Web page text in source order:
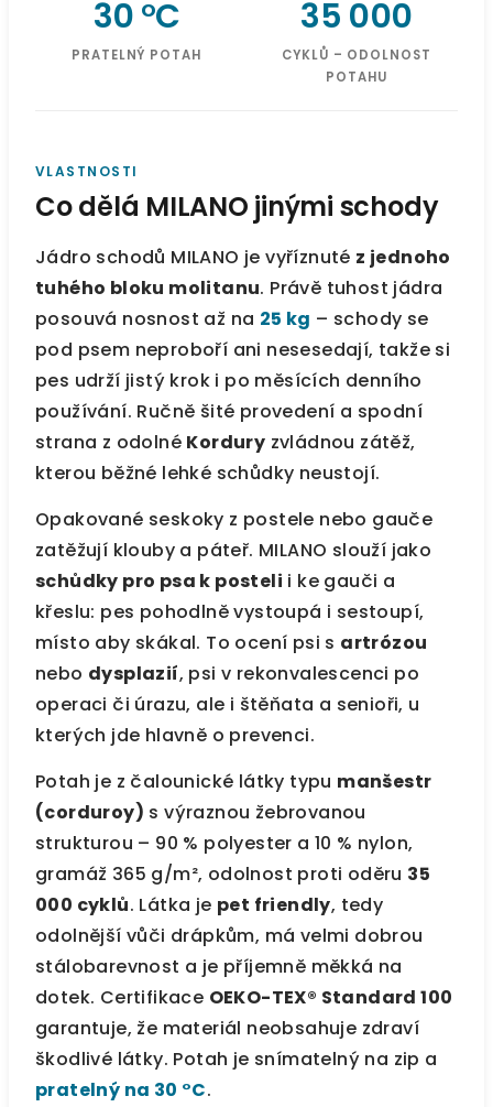
30 °C
PRATELNÝ POTAH
35 000
CYKLŮ – ODOLNOST
POTAHU
VLASTNOSTI
Co dělá MILANO jinými schody
Jádro schodů MILANO je vyříznuté z jednoho
tuhého bloku molitanu. Právě tuhost jádra
posouvá nosnost až na 25 kg – schody se
pod psem neproboří ani nesesedají, takže si
pes udrží jistý krok i po měsících denního
používání. Ručně šité provedení a spodní
strana z odolné Kordury zvládnou zátěž,
kterou běžné lehké schůdky neustojí.
Opakované seskoky z postele nebo gauče
zatěžují klouby a páteř. MILANO slouží jako
schůdky pro psa k posteli i ke gauči a
křeslu: pes pohodlně vystoupá i sestoupí,
místo aby skákal. To ocení psi s artrózou
nebo dysplazií, psi v rekonvalescenci po
operaci či úrazu, ale i štěňata a senioři, u
kterých jde hlavně o prevenci.
Potah je z čalounické látky typu manšestr
(corduroy) s výraznou žebrovanou
strukturou – 90 % polyester a 10 % nylon,
gramáž 365 g/m², odolnost proti oděru 35
000 cyklů. Látka je pet friendly, tedy
odolnější vůči drápkům, má velmi dobrou
stálobarevnost a je příjemně měkká na
dotek. Certifikace OEKO-TEX® Standard 100
garantuje, že materiál neobsahuje zdraví
škodlivé látky. Potah je snímatelný na zip a
pratelný na 30 °C.